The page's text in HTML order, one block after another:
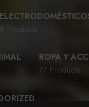
9 Products
ROPA Y
77 Products